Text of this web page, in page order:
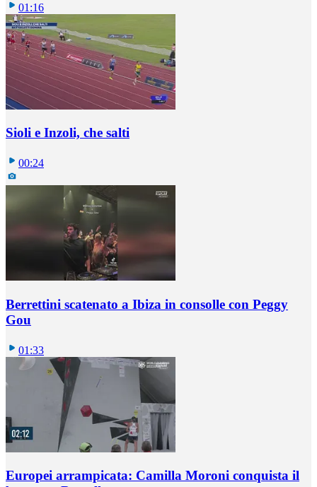
01:16
Sioli e Inzoli, che salti
00:24
Berrettini scatenato a Ibiza in consolle con Peggy
Gou
01:33
Europei arrampicata: Camilla Moroni conquista il